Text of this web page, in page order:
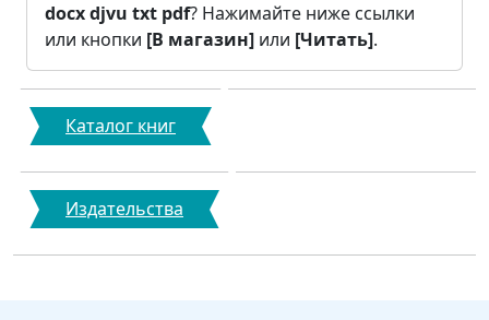
docxdjvu txt pdf? Нажимайте ниже ссылки
или кнопки [В магазин] или [Читать].
Каталог книг
Издательства